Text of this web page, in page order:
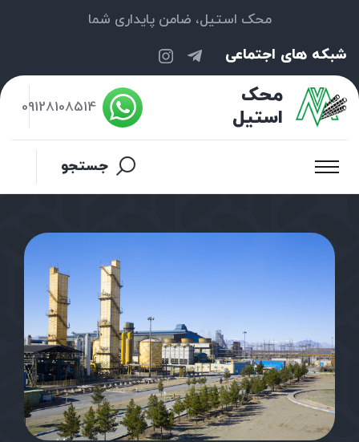
محک استیل، ضامن پایداری شما
شبکه های اجتماعی
محک
استیل
09128108514
جستجو